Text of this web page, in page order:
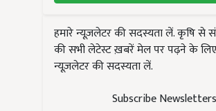
हमारे न्यूज़लेटर की सदस्यता लें. कृषि से
की सभी लेटेस्ट ख़बरें मेल पर पढ़ने के
न्यूज़लेटर की सदस्यता लें.
Subscribe Newsletters